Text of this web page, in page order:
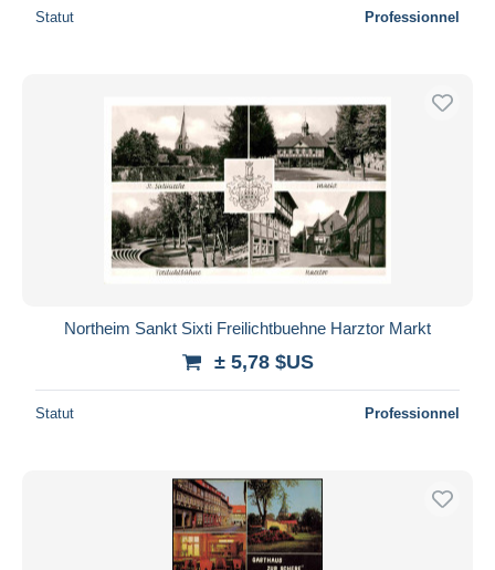
Statut Professionnel
Northeim Sankt Sixti Freilichtbuehne Harztor Markt
± 5,78 $US
Statut Professionnel